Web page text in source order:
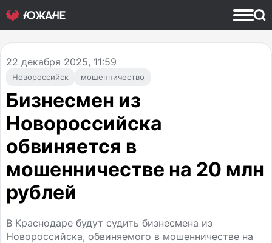
Новороссийск мошенничество
22 декабря 2025, 11:59
Бизнесмен из
Новороссийска
обвиняется в
мошенничестве на 20 млн
рублей
В Краснодаре будут судить бизнесмена из
Новороссийска, обвиняемого в мошенничестве на